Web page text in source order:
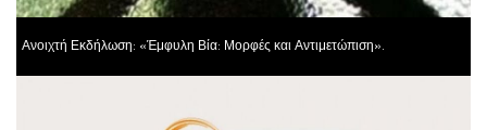
Ανοιχτή Εκδήλωση: «Έμφυλη Βία: Μορφές και Αντιμετώπιση».